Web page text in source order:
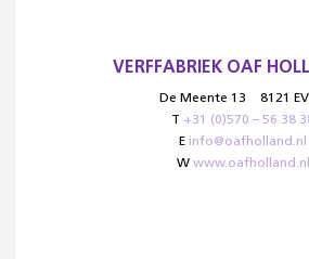
VERFFABRIEK OAF
De Meente 13
8121
T +31 (0)570 – 56 38
E info@oafholland.nl
W www.oafholland.nl